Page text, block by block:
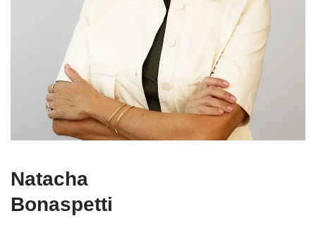
Natacha
Bonaspetti